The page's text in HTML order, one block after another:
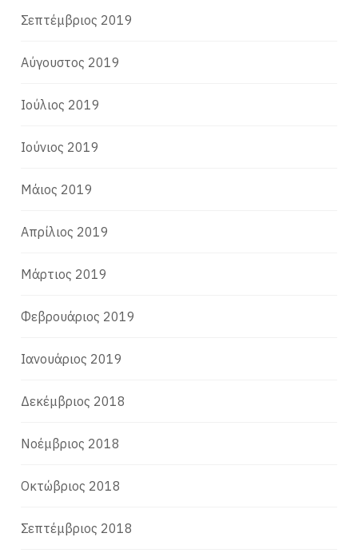
Σεπτέμβριος 2019
Αύγουστος 2019
Ιούλιος 2019
Ιούνιος 2019
Μάιος 2019
Απρίλιος 2019
Μάρτιος 2019
Φεβρουάριος 2019
Ιανουάριος 2019
Δεκέμβριος 2018
Νοέμβριος 2018
Οκτώβριος 2018
Σεπτέμβριος 2018